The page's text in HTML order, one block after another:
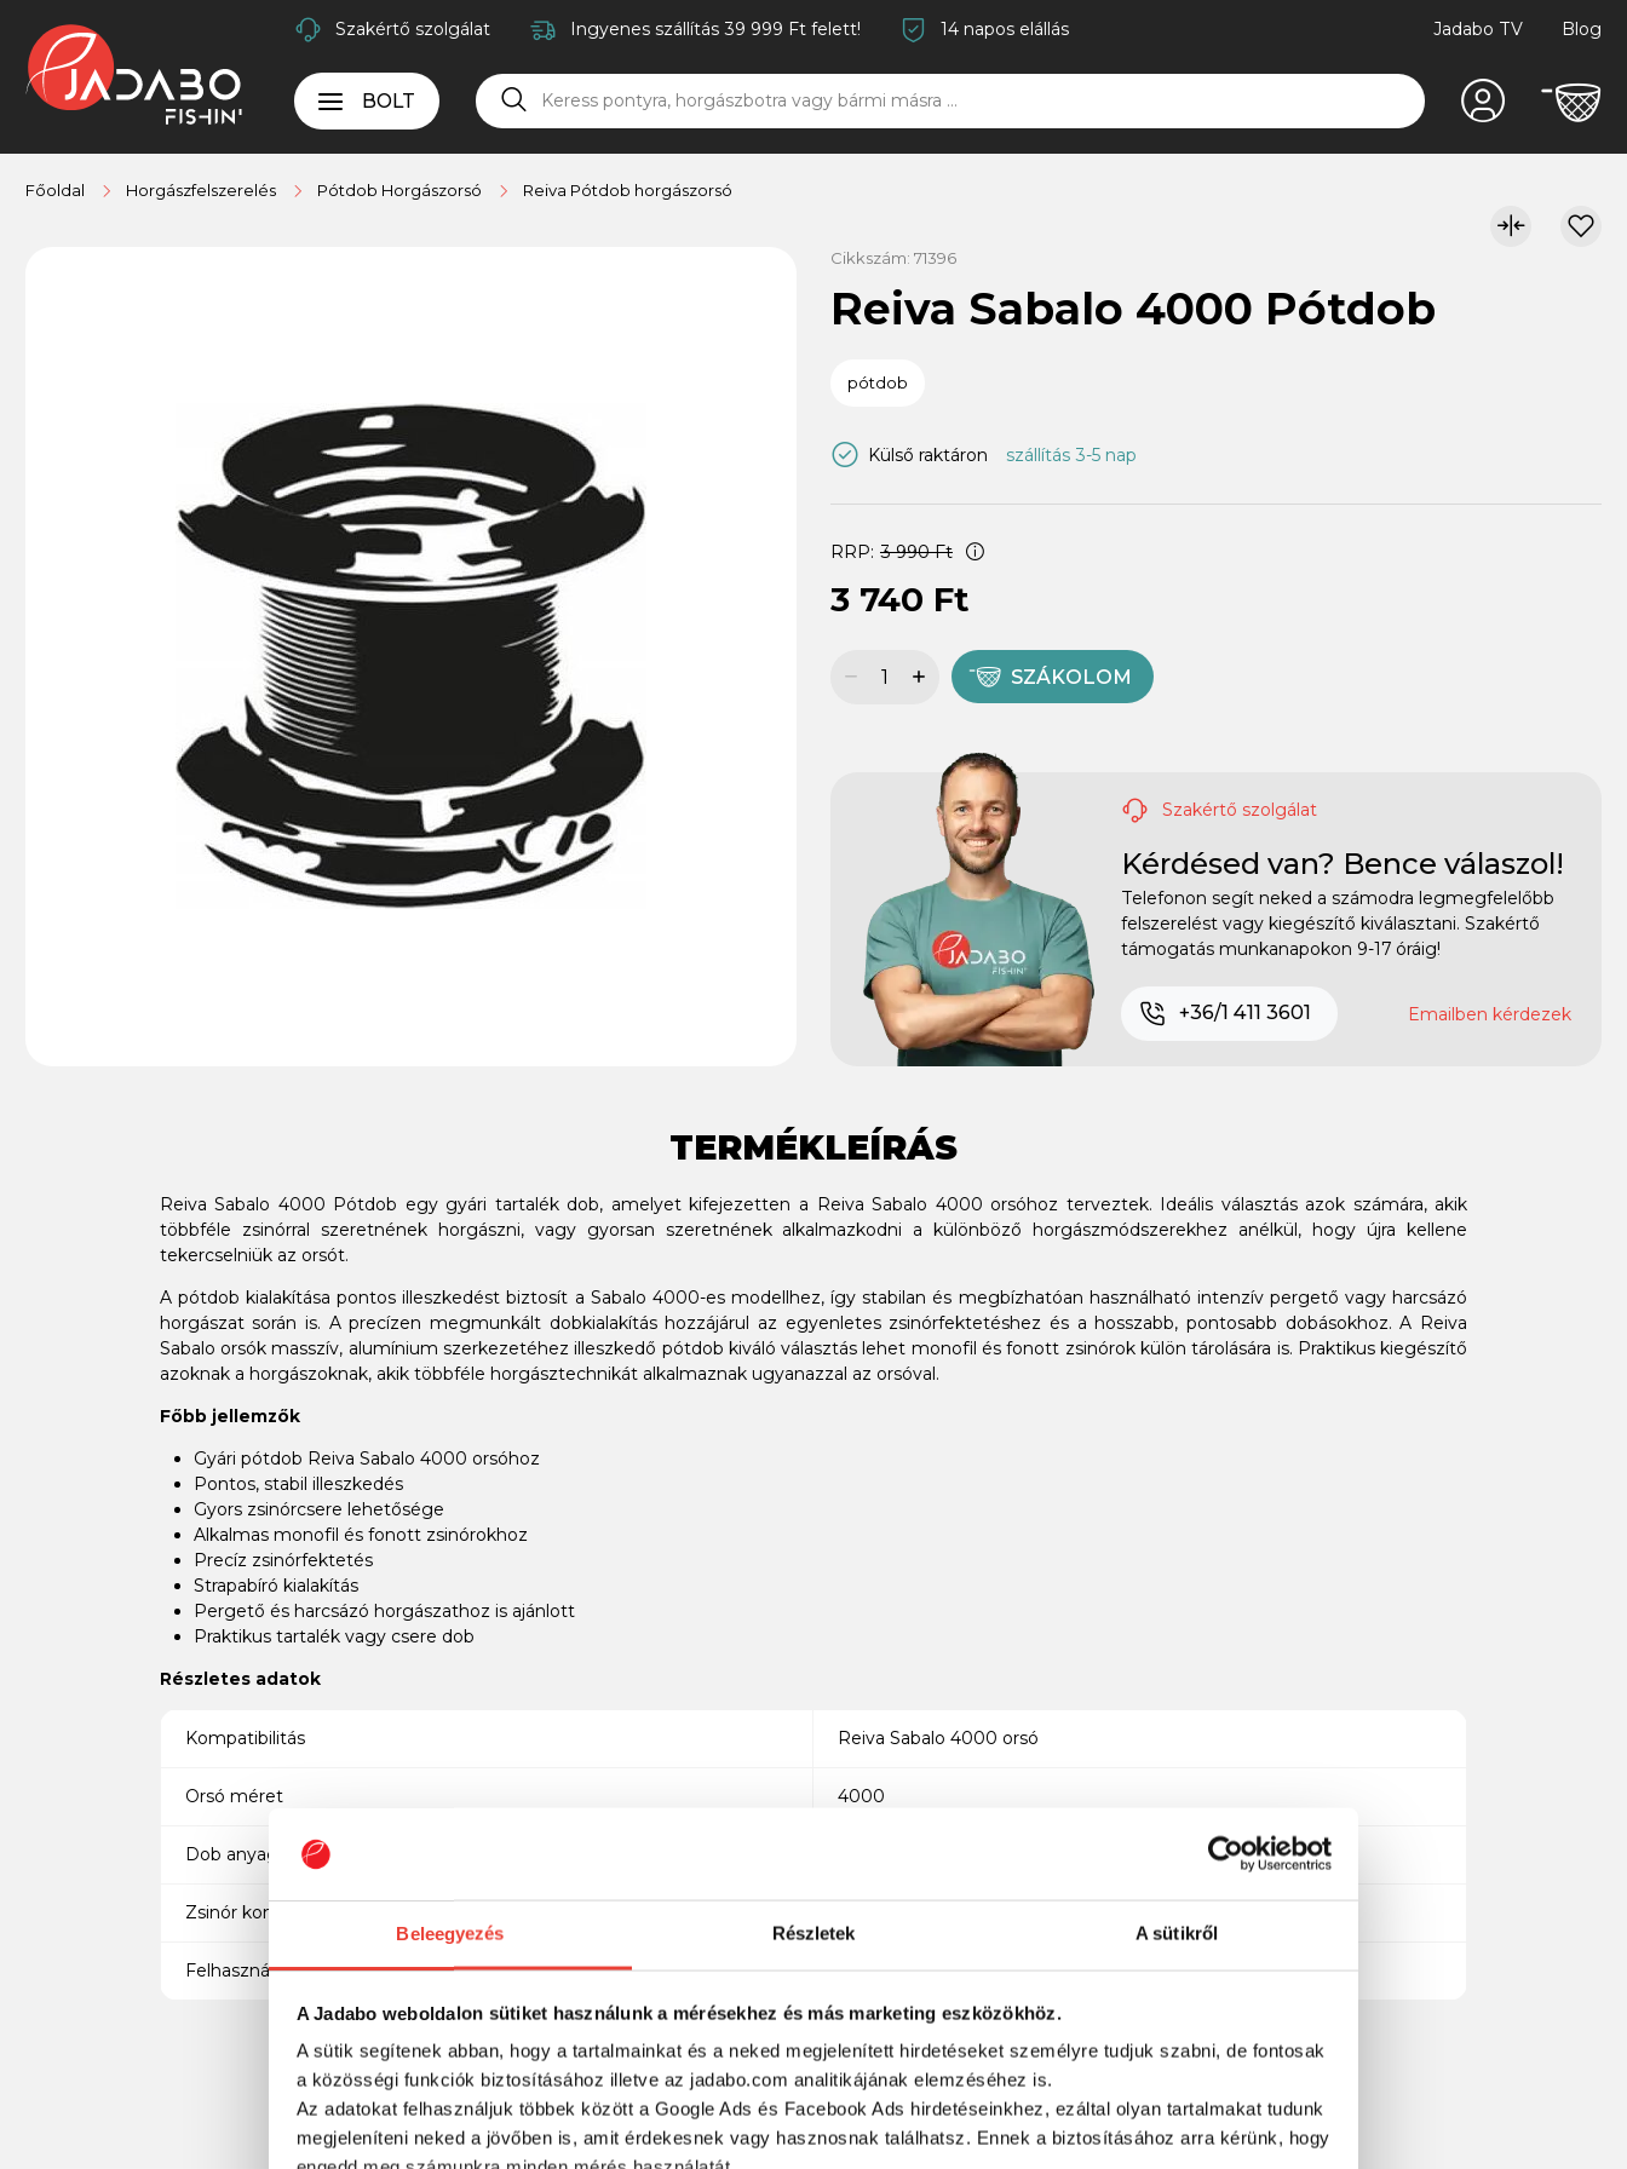
Beleegyezés Részletek A sütikről
A Jadabo weboldalon sütiket használunk a mérésekhez és más marketing eszközökhöz.
A sütik segítenek abban, hogy a tartalmainkat és a neked megjelenített hirdetéseket személyre tudjuk szabni, de fontosak
a közösségi funkciók biztosításához illetve az jadabo.com analitikájának elemzéséhez is.
Az adatokat felhasználjuk többek között a Google Ads és Facebook Ads hirdetéseinkhez, ezáltal olyan tartalmakat tudunk
megjeleníteni neked a jövőben is, amit érdekesnek vagy hasznosnak találhatsz. Ennek a biztosításához arra kérünk, hogy
Szakértő szolgálat Ingyenes szállítás 39 999 Ft felett! 14 napos elállás Jadabo TV Blog
BOLT
Főoldal Horgászfelszerelés Pótdob Horgászorsó Reiva Pótdob horgászorsó
Cikkszám: 71396
Reiva Sabalo 4000 Pótdob
pótdob
Külső raktáron szállítás 3-5 nap
RRP: 3 990 Ft
3 740 Ft
SZÁKOLOM
Szakértő szolgálat
Kérdésed van? Bence válaszol!
Telefonon segít neked a számodra legmegfelelőbb
felszerelést vagy kiegészítő kiválasztani. Szakértő
támogatás munkanapokon 9-17 óráig!
+36/1 411 3601 Emailben kérdezek
TERMÉKLEÍRÁS
Reiva Sabalo 4000 Pótdob egy gyári tartalék dob, amelyet kifejezetten a Reiva Sabalo 4000 orsóhoz terveztek. Ideális választás azok számára, akik
többféle zsinórral szeretnének horgászni, vagy gyorsan szeretnének alkalmazkodni a különböző horgászmódszerekhez anélkül, hogy újra kellene
tekercselniük az orsót.
A pótdob kialakítása pontos illeszkedést biztosít a Sabalo 4000-es modellhez, így stabilan és megbízhatóan használható intenzív pergető vagy harcsázó
horgászat során is. A precízen megmunkált dobkialakítás hozzájárul az egyenletes zsinórfektetéshez és a hosszabb, pontosabb dobásokhoz. A Reiva
Sabalo orsók masszív, alumínium szerkezetéhez illeszkedő pótdob kiváló választás lehet monofil és fonott zsinórok külön tárolására is. Praktikus kiegészítő
azoknak a horgászoknak, akik többféle horgásztechnikát alkalmaznak ugyanazzal az orsóval.
Főbb jellemzők
Gyári pótdob Reiva Sabalo 4000 orsóhoz
Pontos, stabil illeszkedés
Gyors zsinórcsere lehetősége
Alkalmas monofil és fonott zsinórokhoz
Precíz zsinórfektetés
Strapabíró kialakítás
Pergető és harcsázó horgászathoz is ajánlott
Praktikus tartalék vagy csere dob
Részletes adatok
Kompatibilitás Reiva Sabalo 4000 orsó
Orsó méret 4000
Dob anyaga
Zsinór kompatibilitás
Felhasználás Pergető és harcsázó horgászat
RÉSZLETES ADATOK